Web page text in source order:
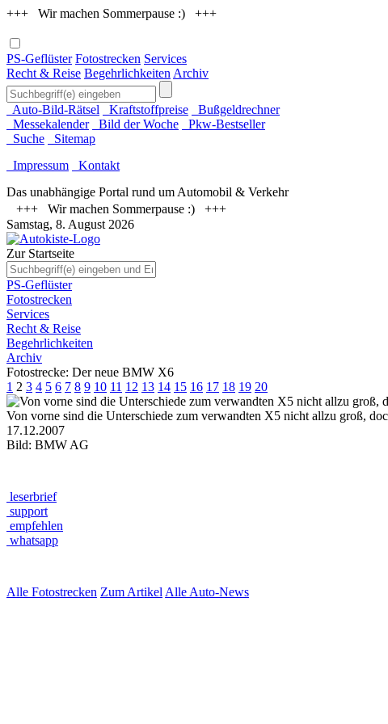
+++ Wir machen Sommerpause :) +++
PS-Geflüster Fotostrecken Services
Recht & Reise Begehrlichkeiten Archiv
Auto-Bild-Rätsel Kraftstoffpreise
Bußgeldrechner
Messekalender
Bild der Woche
Pkw-Bestseller
Suche
Sitemap
Impressum
Kontakt
Das unabhängige Portal rund um Automobil & Verkehr
+++ Wir machen Sommerpause :) +++
Samstag, 8. August 2026
Zur Startseite
PS-Geflüster
Fotostrecken
Services
Recht & Reise
Begehrlichkeiten
Archiv
Fotostrecke: Der neue BMW X6
1 2 3 4 5 6 7 8 9 10 11 12 13 14 15 16 17 18 19 20
Von vorne sind die Unterschiede zum verwandten X5 nicht allzu groß,
17.12.2007
Bild: BMW AG
leserbrief
support
empfehlen
whatsapp
Alle Fotostrecken Zum Artikel Alle Auto-News